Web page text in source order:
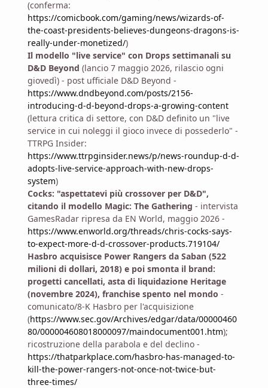
(conferma:
https://comicbook.com/gaming/news/wizards-of-
the-coast-presidents-believes-dungeons-dragons-is-
really-under-monetized/)
Il modello "live service" con Drops settimanali su
D&D Beyond (lancio 7 maggio 2026, rilascio ogni
giovedì) - post ufficiale D&D Beyond -
https://www.dndbeyond.com/posts/2156-
introducing-d-d-beyond-drops-a-growing-content
(lettura critica di settore, con D&D definito un "live
service in cui noleggi il gioco invece di possederlo" -
TTRPG Insider:
https://www.ttrpginsider.news/p/news-roundup-d-d-
adopts-live-service-approach-with-new-drops-
system)
Cocks: "aspettatevi più crossover per D&D",
citando il modello Magic: The Gathering - intervista
GamesRadar ripresa da EN World, maggio 2026 -
https://www.enworld.org/threads/chris-cocks-says-
to-expect-more-d-d-crossover-products.719104/
Hasbro acquisisce Power Rangers da Saban (522
milioni di dollari, 2018) e poi smonta il brand:
progetti cancellati, asta di liquidazione Heritage
(novembre 2024), franchise spento nel mondo -
comunicato/8-K Hasbro per l'acquisizione
(https://www.sec.gov/Archives/edgar/data/00000460
80/000004608018000097/maindocument001.htm);
ricostruzione della parabola e del declino -
https://thatparkplace.com/hasbro-has-managed-to-
kill-the-power-rangers-not-once-not-twice-but-
three-times/